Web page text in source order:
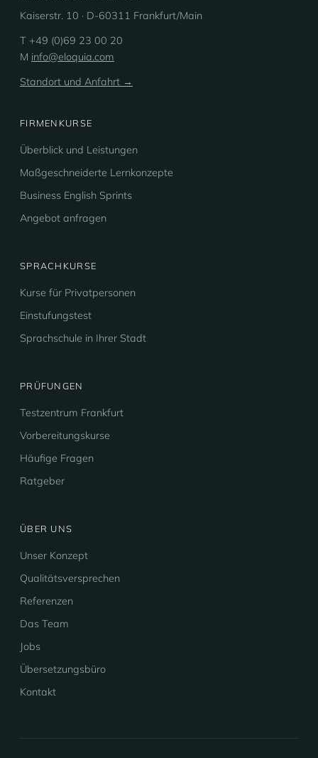
Kaiserstr. 10 · D-60311 Frankfurt/Main
T +49 (0)69 23 00 20
M info@eloquia.com
Standort und Anfahrt →
FIRMENKURSE
Überblick und Leistungen
Maßgeschneiderte Lernkonzepte
Business English Sprints
Angebot anfragen
SPRACHKURSE
Kurse für Privatpersonen
Einstufungstest
Sprachschule in Ihrer Stadt
PRÜFUNGEN
Testzentrum Frankfurt
Vorbereitungskurse
Häufige Fragen
Ratgeber
ÜBER UNS
Unser Konzept
Qualitätsversprechen
Referenzen
Das Team
Jobs
Übersetzungsbüro
Kontakt